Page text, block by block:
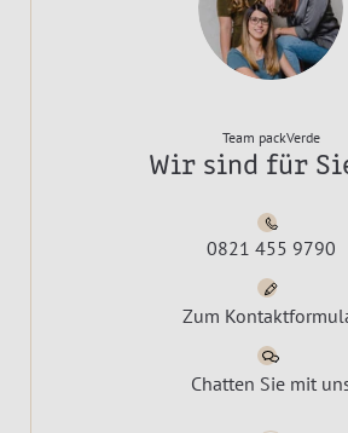
Team packVerde
Wir sind für
0821 455 9790
Zum
Chatten Sie mit